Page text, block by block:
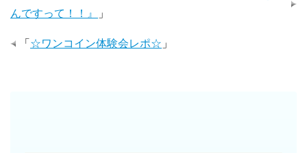
んですって！！』
」
「 ☆ワンコイン体験会レポ☆ 」